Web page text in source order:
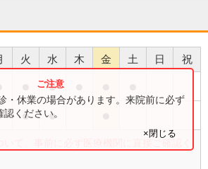
火 水 木 金 土 日 祝
●
● ●
て、事前に必ず医療機関に直接ご確認く
・休業の場合があります。来院前に必ず
ください。
×閉じる